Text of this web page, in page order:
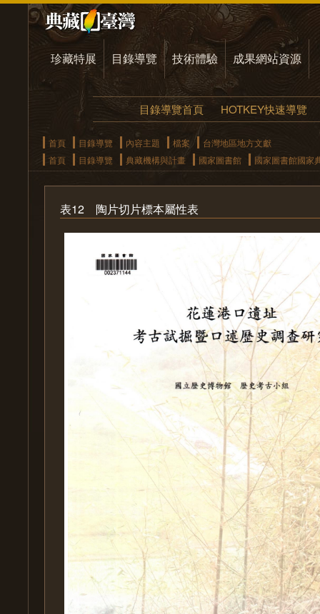
珍藏特展 目錄導覽 技術體驗 成果網站資源
目錄導覽首頁 HOTKEY快速導覽
首頁 目錄導覽 內容主題 檔案
台灣地區地方文獻
首頁
目錄導覽 典藏機構與計畫 國家圖書館 國家圖書館國家
表12 陶片切片標本屬性表